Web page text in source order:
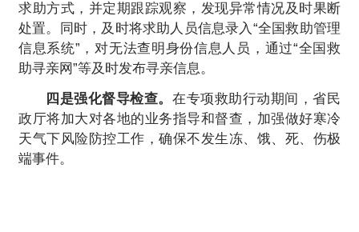
求助方式，并定期跟踪观察，发现异常情况及时果断
处置。同时，及时将求助人员信息录入“全国救助管理
信息系统”，对无法查明身份信息人员，通过“全国救
助寻亲网”等及时发布寻亲信息。
四是强化督导检查。 在专项救助行动期间，省民
政厅将加大对各地的业务指导和督查，加强做好寒冷
天气下风险防控工作，确保不发生冻、饿、死、伤极
端事件。